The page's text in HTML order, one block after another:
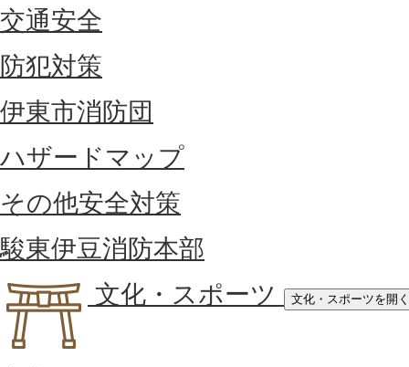
交通安全
防犯対策
伊東市消防団
ハザードマップ
その他安全対策
駿東伊豆消防本部
文化・スポーツ
文化・スポーツを開く